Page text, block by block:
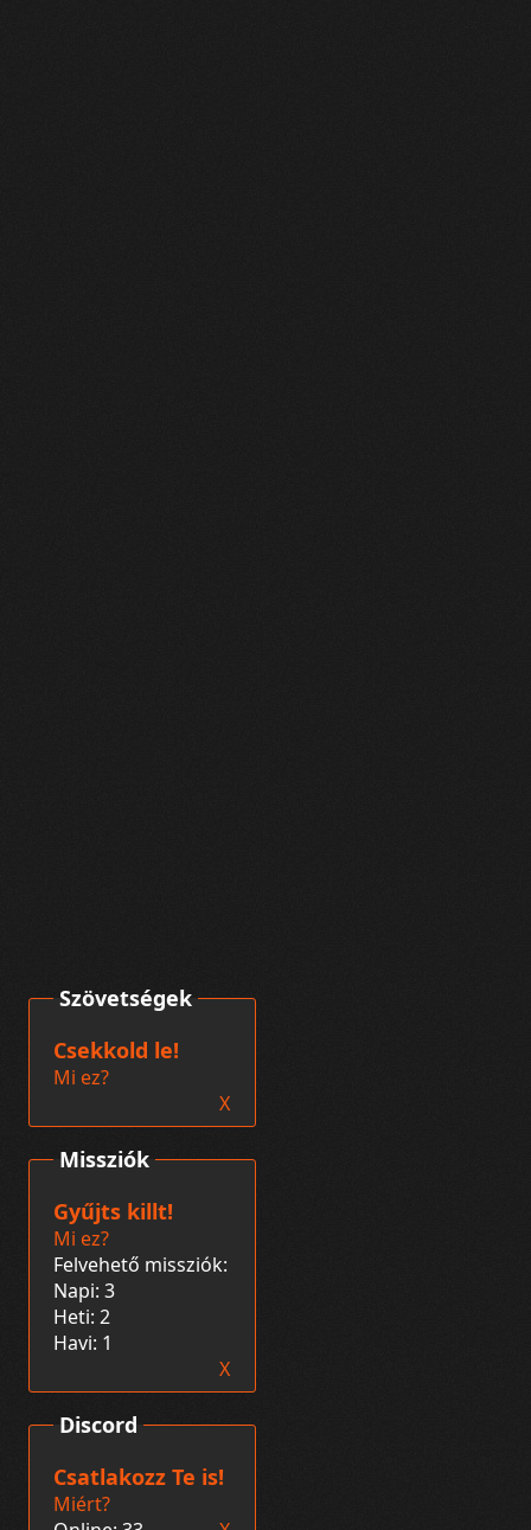
Discord
Csatlakozz Te is!
Miért?
Missziók
Gyűjts killt!
Mi ez?
Felvehető missziók:
Napi: 3
Heti: 2
Havi: 1
X
Szövetségek
Csekkold le!
Mi ez?
X